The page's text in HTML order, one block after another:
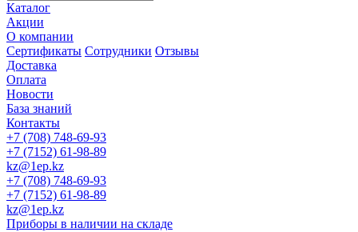
Каталог
Акции
О компании
Сертификаты Сотрудники Отзывы
Доставка
Оплата
Новости
База знаний
Контакты
+7 (708) 748-69-93
+7 (7152) 61-98-89
kz@1ep.kz
+7 (708) 748-69-93
+7 (7152) 61-98-89
kz@1ep.kz
Приборы в наличии на складе